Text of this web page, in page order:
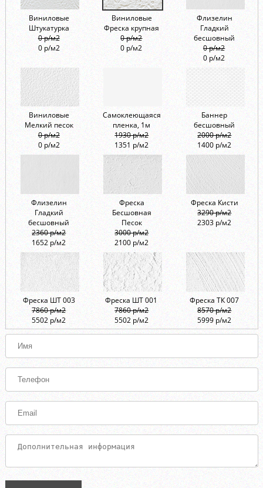
Виниловые
Штукатурка
0 р/м2
0 р/м2
Виниловые
Фреска крупная
0 р/м2
0 р/м2
Флизелин
Гладкий
бесшовный
0 р/м2
0 р/м2
Виниловые
Мелкий песок
0 р/м2
0 р/м2
Самоклеющаяся
пленка, 1м
1930 р/м2
1351 р/м2
Баннер
бесшовный
2000 р/м2
1400 р/м2
Флизелин
Гладкий
бесшовный
2360 р/м2
1652 р/м2
Фреска
Бесшовная
Песок
3000 р/м2
2100 р/м2
Фреска Кисти
3290 р/м2
2303 р/м2
Фреска ШТ 003
7860 р/м2
5502 р/м2
Фреска ШТ 001
7860 р/м2
5502 р/м2
Фреска ТК 007
8570 р/м2
5999 р/м2